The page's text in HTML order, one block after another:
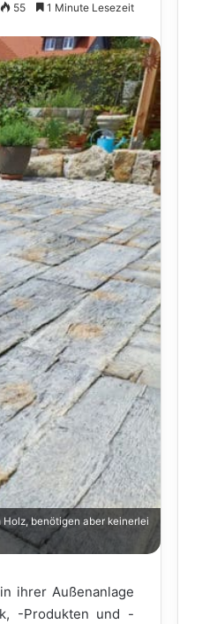
55 1 Minute Lesezeit
benötigen aber keinerlei
ihrer Außenanlage
-Produkten und -